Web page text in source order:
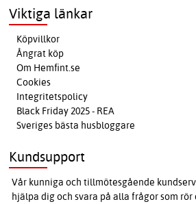
Viktiga länkar
Köpvillkor
Ångrat köp
Om Hemfint.se
Cookies
Integritetspolicy
Black Friday 2025 - REA
Sveriges bästa husbloggare
Kundsupport
Vår kunniga och tillmötesgående
hjälpa dig och svara på alla frågor som rör